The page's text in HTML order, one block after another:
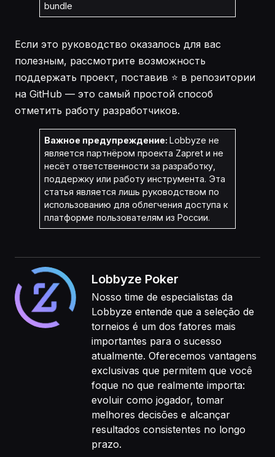
bundle
Если это руководство оказалось для вас
полезным, рассмотрите возможность
поддержать проект, поставив ⭐ в репозитории
на GitHub — это самый простой способ
отметить работу разработчиков.
Важное предупреждение:Lobbyze не
является партнёром проекта Zapret и не
несёт ответственности за разработку,
поддержку или работу инструмента. Эта
статья является лишь руководством по
использованию для облегчения доступа к
платформе пользователям из России.
Lobbyze Poker
Nosso time de especialistas da
Lobbyze entende que a seleção de
torneios é um dos fatores mais
importantes para o sucesso
atualmente. Oferecemos vantagens
exclusivas que permitem que você
foque no que realmente importa:
evoluir como jogador, tomar
melhores decisões e alcançar
resultados consistentes no longo
prazo.